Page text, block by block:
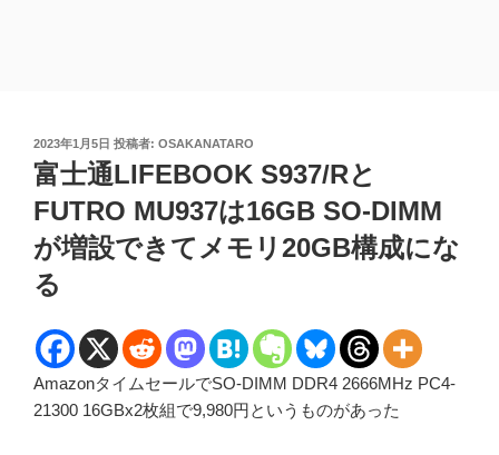
投
稿
日:
2023年1月5日 投稿者: OSAKANATARO
富士通LIFEBOOK S937/Rと
FUTRO MU937は16GB SO-DIMM
が増設できてメモリ20GB構成にな
る
AmazonタイムセールでSO-DIMM DDR4 2666MHz PC4-
21300 16GBx2枚組で9,980円というものがあった